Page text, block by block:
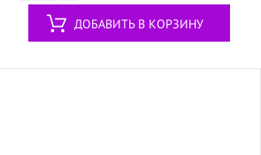
ДОБАВИТЬ В КОРЗИНУ